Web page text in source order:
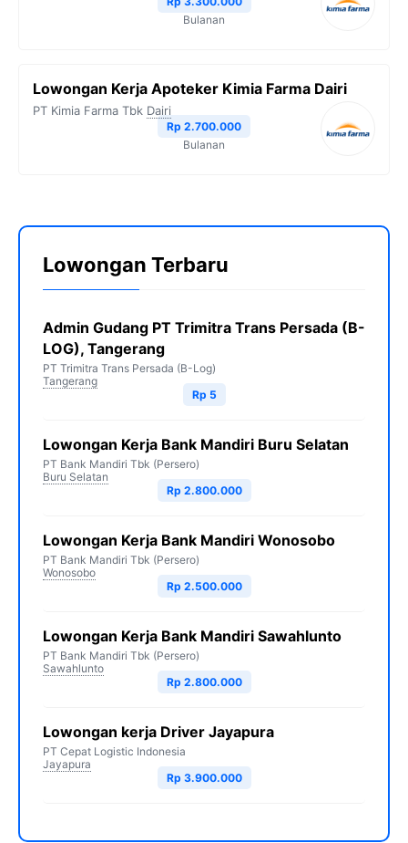
Bulanan
Lowongan Kerja Apoteker Kimia Farma Dairi
PT Kimia Farma Tbk Dairi
Rp 2.700.000
Bulanan
Lowongan Terbaru
Admin Gudang PT Trimitra Trans Persada (B-
LOG), Tangerang
PT Trimitra Trans Persada (B-Log)
Tangerang
Rp 5
Lowongan Kerja Bank Mandiri Buru Selatan
PT Bank Mandiri Tbk (Persero)
Buru Selatan
Rp 2.800.000
Lowongan Kerja Bank Mandiri Wonosobo
PT Bank Mandiri Tbk (Persero)
Wonosobo
Rp 2.500.000
Lowongan Kerja Bank Mandiri Sawahlunto
PT Bank Mandiri Tbk (Persero)
Sawahlunto
Rp 2.800.000
Lowongan kerja Driver Jayapura
PT Cepat Logistic Indonesia
Jayapura
Rp 3.900.000